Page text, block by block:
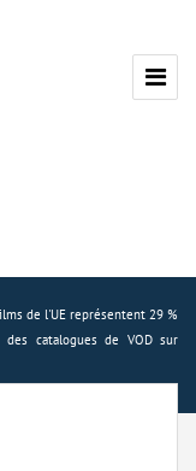
de l'UE représentent 29 %
catalogues de VOD sur